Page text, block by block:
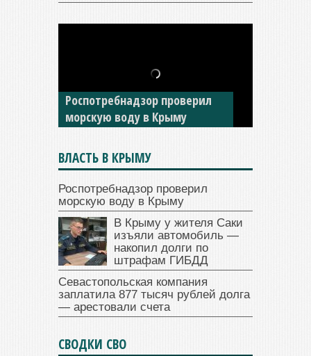
В Крыму у жителя Саки
изъяли автомобиль —
накопил долги по штрафам
ГИБДД
ВЛАСТЬ В КРЫМУ
Роспотребнадзор проверил
морскую воду в Крыму
В Крыму у жителя Саки
изъяли автомобиль —
накопил долги по
штрафам ГИБДД
Севастопольская компания
заплатила 877 тысяч рублей долга
— арестовали счета
СВОДКИ СВО